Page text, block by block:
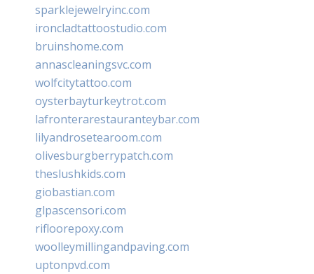
sparklejewelryinc.com
ironcladtattoostudio.com
bruinshome.com
annascleaningsvc.com
wolfcitytattoo.com
oysterbayturkeytrot.com
lafronterarestauranteybar.com
lilyandrosetearoom.com
olivesburgberrypatch.com
theslushkids.com
giobastian.com
glpascensori.com
rifloorepoxy.com
woolleymillingandpaving.com
uptonpvd.com